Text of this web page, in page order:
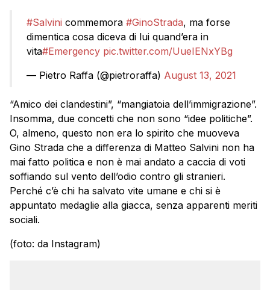
#Salvini commemora #GinoStrada, ma forse
dimentica cosa diceva di lui quand’era in
vita#Emergency pic.twitter.com/UueIENxYBg
— Pietro Raffa (@pietroraffa) August 13, 2021
“Amico dei clandestini”, “mangiatoia dell’immigrazione”.
Insomma, due concetti che non sono “idee politiche”.
O, almeno, questo non era lo spirito che muoveva
Gino Strada che a differenza di Matteo Salvini non ha
mai fatto politica e non è mai andato a caccia di voti
soffiando sul vento dell’odio contro gli stranieri.
Perché c’è chi ha salvato vite umane e chi si è
appuntato medaglie alla giacca, senza apparenti meriti
sociali.
(foto: da Instagram)